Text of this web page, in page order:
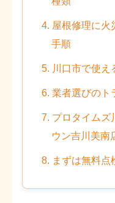
4. 屋根修理に火
手順
5. 川口市で使え
6. 業者選びのト
7. プロタイムズ
ウン吉川美南
8. まずは無料点